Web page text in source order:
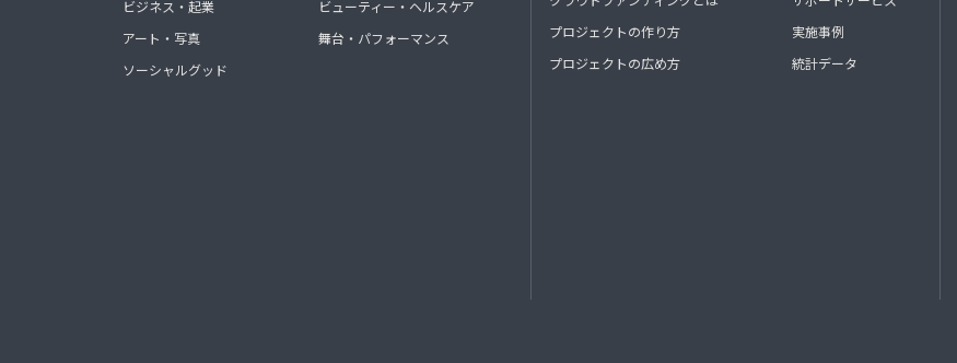
ビジネス・起業
アート・写真
ソーシャルグッド
ビューティー・ヘルスケア
舞台・パフォーマンス
プロジェクトの作り方
プロジェクトの広め方
実施事例
統計データ